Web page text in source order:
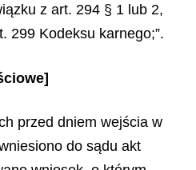
z art. 294 § 1 lub 2,
299 Kodeksu karnego;”.
przed dniem wejścia w
do sądu akt